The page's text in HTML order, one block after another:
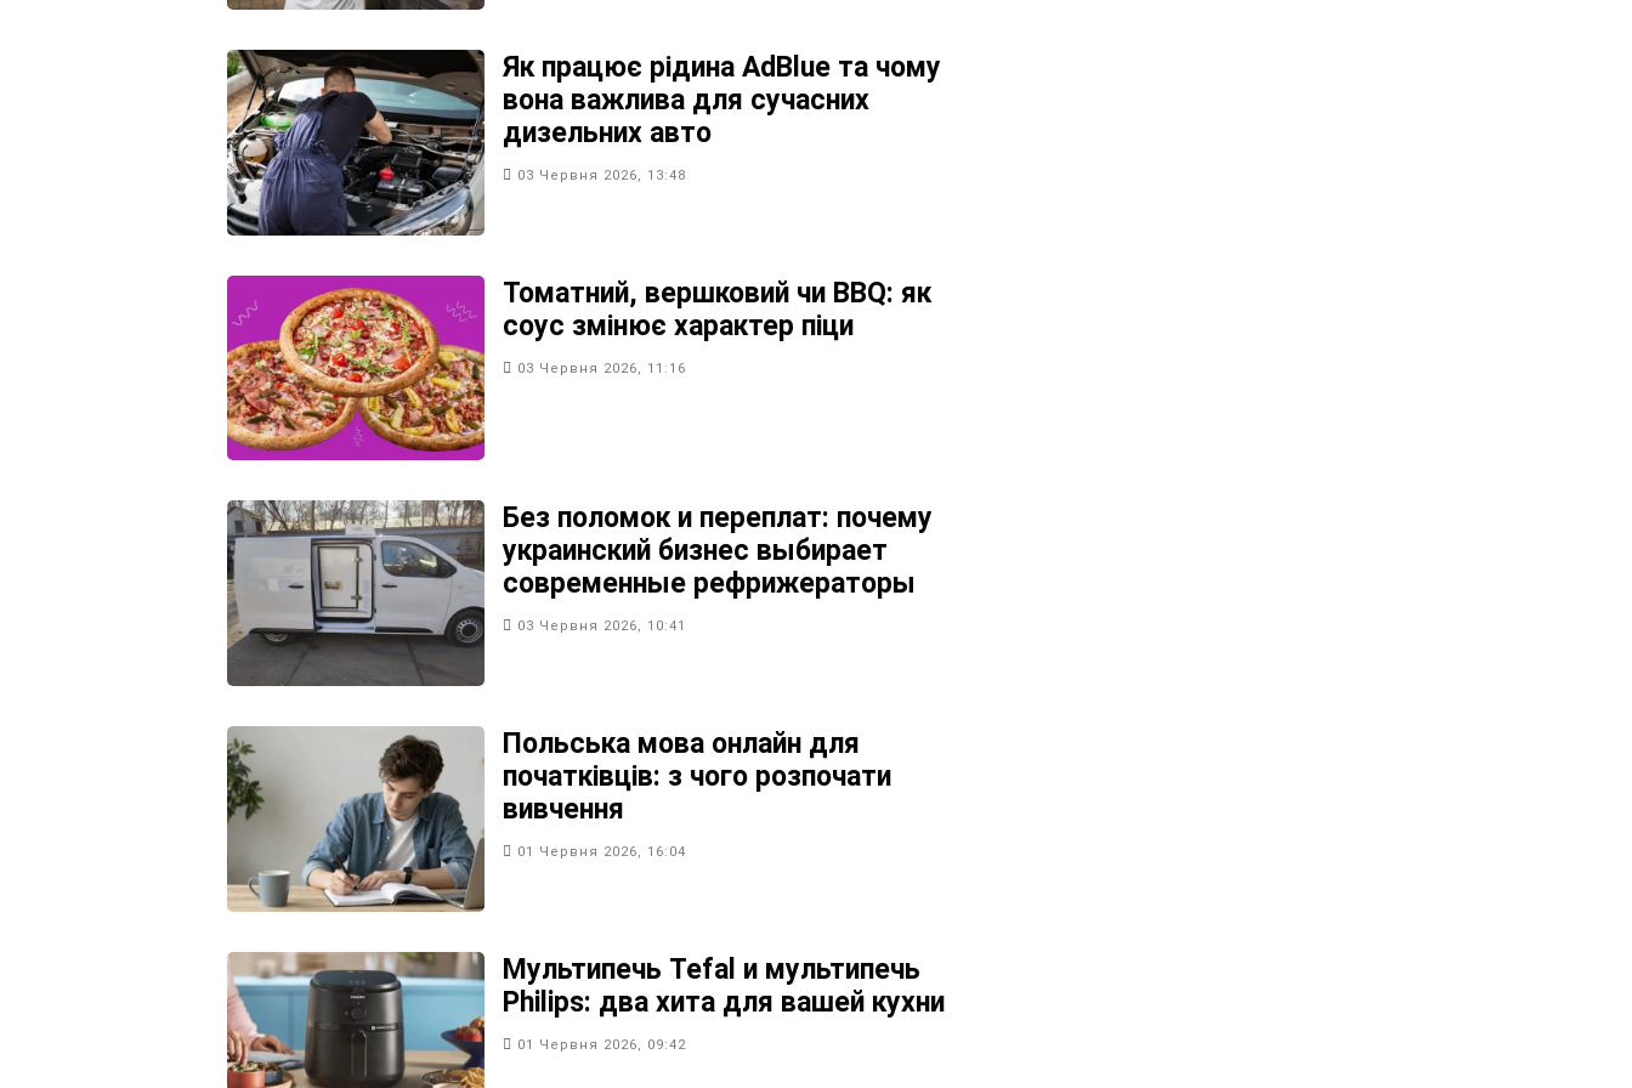
Як працює рідина AdBlue та чому
вона важлива для сучасних
дизельних авто
03 Червня 2026, 13:48
Томатний, вершковий чи BBQ: як
соус змінює характер піци
03 Червня 2026, 11:16
Без поломок и переплат: почему
украинский бизнес выбирает
современные рефрижераторы
03 Червня 2026, 10:41
Польська мова онлайн для
початківців: з чого розпочати
вивчення
01 Червня 2026, 16:04
Мультипечь Tefal и мультипечь
Philips: два хита для вашей кухни
01 Червня 2026, 09:42